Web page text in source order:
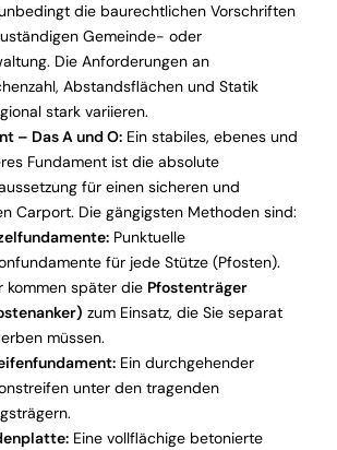
die baurechtlichen Vorschriften
Gemeinde- oder
Die Anforderungen an
Abstandsflächen und Statik
stark variieren.
– Das A und O:Ein stabiles, ebenes und
Fundament ist die absolute
für einen sicheren und
Carport. Die gängigsten Methoden sind:
Punktuelle
für jede Stütze (Pfosten).
kommen später die Pfostenträger
zum Einsatz, die Sie separat
müssen.
Ein durchgehender
unter den tragenden
Eine vollflächige betonierte